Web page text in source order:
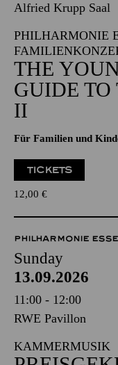
Alfried Krupp Saal
PHILHARMONIE
THE
GUIDE TO
II
Für Familien und
TICKETS
12,00 €
PHILHARMONIE
Sunday
13.09.2026
11:00 - 12:00
RWE Pavillon
KAMMERMUSIK